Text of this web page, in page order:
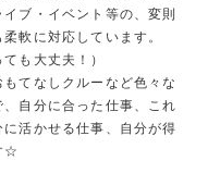
ブ・イベント等の、変則
軟に対応しています。
も大丈夫！）
てなしクルーなど色々な
自分に合った仕事、これ
活かせる仕事、自分が得
☆